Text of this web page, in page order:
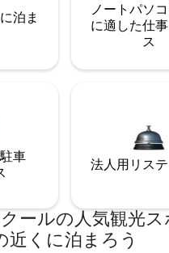
泊ま
ノートパソ
に適した仕
ス
車
法人用リス
ールの人気観光ス
近くに泊まろう